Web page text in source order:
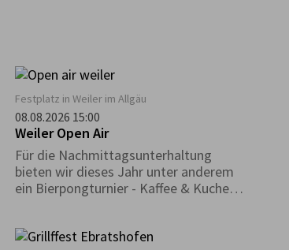
Festplatz in Weiler im Allgäu
08.08.2026 15:00
Weiler Open Air
Für die Nachmittagsunterhaltung
bieten wir dieses Jahr unter anderem
ein Bierpongturnier - Kaffee & Kuchen -